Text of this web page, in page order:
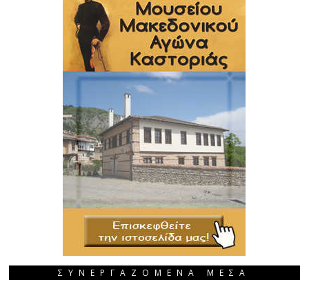
ΣΥΝΕΡΓΑΖΟΜΕΝΑ ΜΕΣΑ